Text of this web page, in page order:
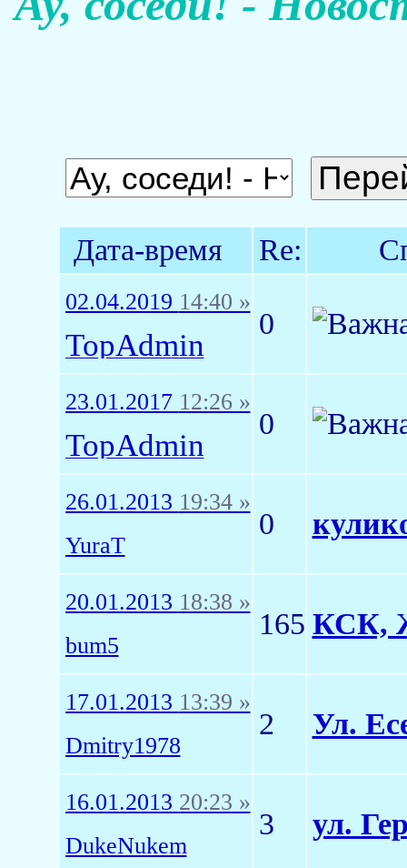
Дата-время Re:
02.04.2019 14:40 »
TopAdmin
0
23.01.2017 12:26 »
TopAdmin
0
26.01.2013 19:34 »
YuraT
0
20.01.2013 18:38 »
bum5
165 КСК,
17.01.2013 13:39 »
Dmitry1978
2 Ул.
16.01.2013 20:23 »
DukeNukem
3 ул.